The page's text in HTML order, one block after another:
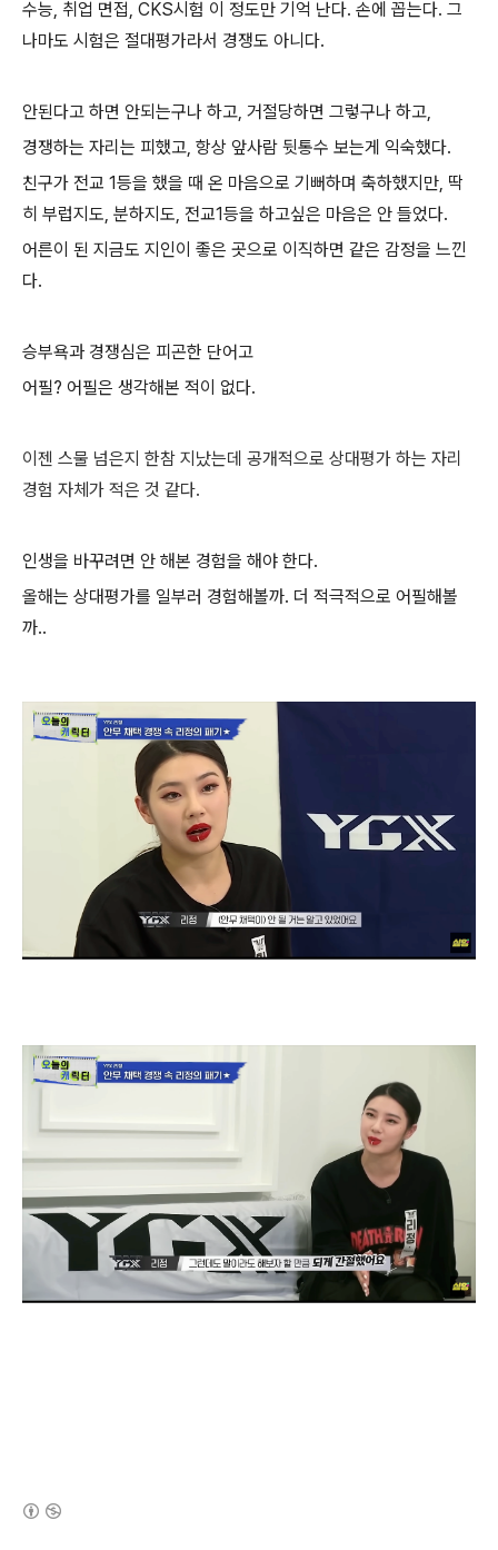
수능, 취업 면접, CKS시험 이 정도만 기억 난다. 손에 꼽는다. 그
나마도 시험은 절대평가라서 경쟁도 아니다.
안된다고 하면 안되는구나 하고, 거절당하면 그렇구나 하고,
경쟁하는 자리는 피했고, 항상 앞사람 뒷통수 보는게 익숙했다.
친구가 전교 1등을 했을 때 온 마음으로 기뻐하며 축하했지만, 딱
히 부럽지도, 분하지도, 전교1등을 하고싶은 마음은 안 들었다.
어른이 된 지금도 지인이 좋은 곳으로 이직하면 같은 감정을 느낀
다.
승부욕과 경쟁심은 피곤한 단어고
어필? 어필은 생각해본 적이 없다.
이젠 스물 넘은지 한참 지났는데 공개적으로 상대평가 하는 자리
경험 자체가 적은 것 같다.
인생을 바꾸려면 안 해본 경험을 해야 한다.
올해는 상대평가를 일부러 경험해볼까. 더 적극적으로 어필해볼
까..